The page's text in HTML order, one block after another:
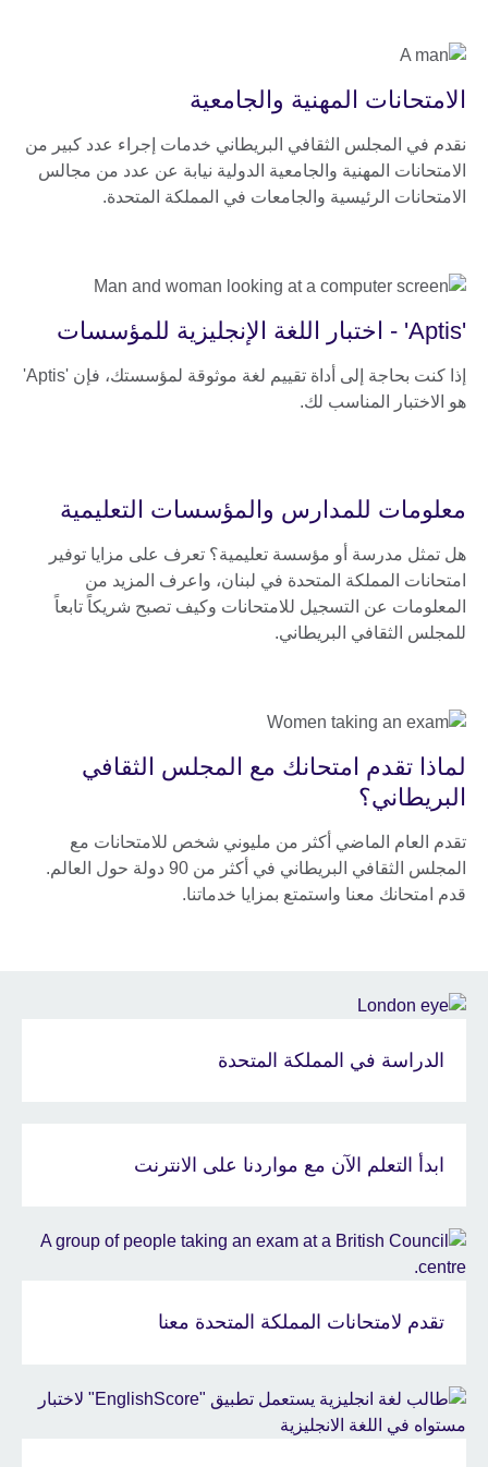
الامتحانات المهنية والجامعية
نقدم في المجلس الثقافي البريطاني خدمات إجراء عدد كبير من
الامتحانات المهنية والجامعية الدولية نيابة عن عدد من مجالس
الامتحانات الرئيسية والجامعات في المملكة المتحدة.
'Aptis' - اختبار اللغة الإنجليزية للمؤسسات
إذا كنت بحاجة إلى أداة تقييم لغة موثوقة لمؤسستك، فإن 'Aptis'
هو الاختبار المناسب لك.
معلومات للمدارس والمؤسسات التعليمية
هل تمثل مدرسة أو مؤسسة تعليمية؟ تعرف على مزايا توفير
امتحانات المملكة المتحدة في لبنان، واعرف المزيد من
المعلومات عن التسجيل للامتحانات وكيف تصبح شريكاً تابعاً
للمجلس الثقافي البريطاني.
لماذا تقدم امتحانك مع المجلس الثقافي
البريطاني؟
تقدم العام الماضي أكثر من مليوني شخص للامتحانات مع
المجلس الثقافي البريطاني في أكثر من 90 دولة حول العالم.
قدم امتحانك معنا واستمتع بمزايا خدماتنا.
الدراسة في المملكة المتحدة
ابدأ التعلم الآن مع مواردنا على الانترنت
تقدم لامتحانات المملكة المتحدة معنا